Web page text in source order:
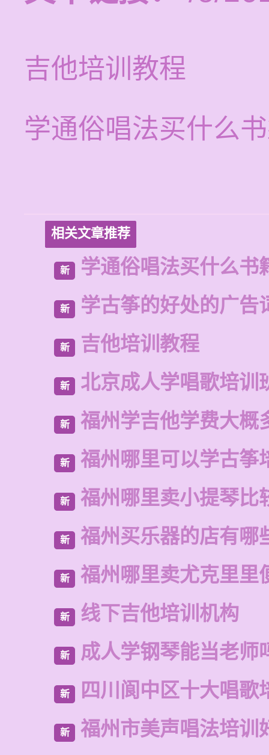
吉他培训教程
学通俗唱法买什么
相关文章推荐
新 学通俗唱法买什么书
新 学古筝的好处的广告
新 吉他培训教程
新 北京成人学唱歌培训
新 福州学吉他学费大概
新 福州哪里可以学古筝
新 福州哪里卖小提琴比
新 福州买乐器的店有哪
新 福州哪里卖尤克里里
新 线下吉他培训机构
新 成人学钢琴能当老师
新 四川阆中区十大唱歌
新 福州市美声唱法培训